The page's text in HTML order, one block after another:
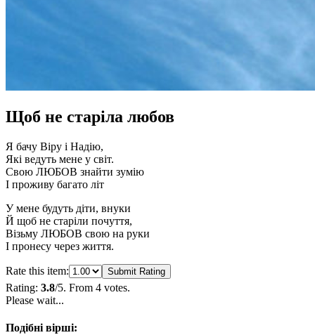
Щоб не старіла любов
Я бачу Віру і Надію,
Які ведуть мене у світ.
Свою ЛЮБОВ знайти зумію
І проживу багато літ
У мене будуть діти, внуки
Й щоб не старіли почуття,
Візьму ЛЮБОВ свою на руки
І пронесу через життя.
Rate this item: Submit Rating
Rating: 3.8/5. From 4 votes.
Please wait...
Подібні вірші: